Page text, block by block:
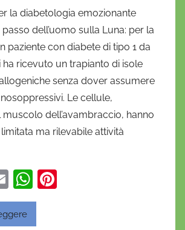
D
a
n
i
e
l
a
D
n
o
la diabetologia emozionante
dell’uomo sulla Luna: per la
paziente con diabete di tipo 1 da
ha ricevuto un trapianto di isole
senza dover assumere
Le cellule,
muscolo dell’avambraccio, hanno
ma rilevabile attività
E
m
ai
W
h